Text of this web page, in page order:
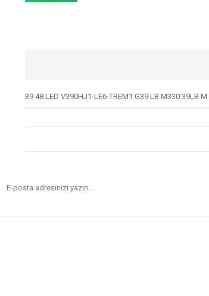
39 48 LED V390HJ1-LE6-TREM1 G39 LB M330 39LB